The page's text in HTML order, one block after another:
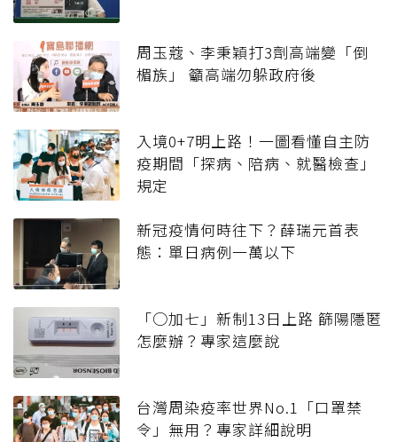
周玉蔻、李秉穎打3劑高端變「倒
楣族」 籲高端勿躲政府後
入境0+7明上路！一圖看懂自主防
疫期間「探病、陪病、就醫檢查」
規定
新冠疫情何時往下？薛瑞元首表
態：單日病例一萬以下
「○加七」新制13日上路 篩陽隱匿
怎麼辦？專家這麼說
台灣周染疫率世界No.1「口罩禁
令」無用？專家詳細說明